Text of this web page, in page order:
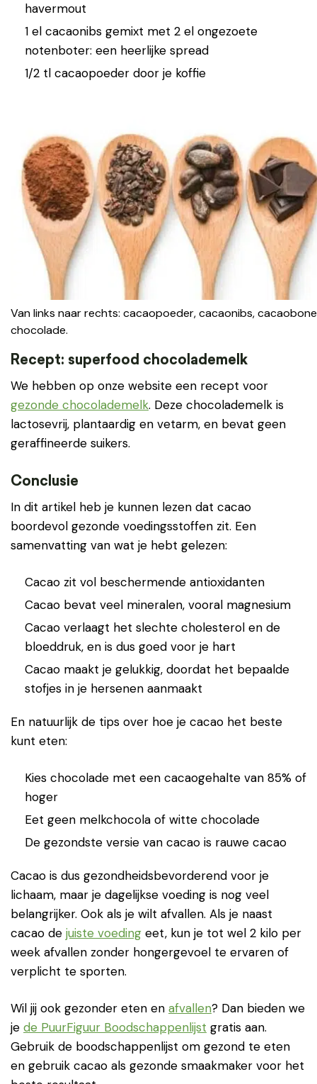
havermout
1 el cacaonibs gemixt met 2 el ongezoete
notenboter: een heerlijke spread
1/2 tl cacaopoeder door je koffie
Van links naar rechts: cacaopoeder, cacaonibs,
chocolade.
Recept: superfood chocolademelk
We hebben op onze website een recept voor
gezonde chocolademelk. Deze chocolademelk is
lactosevrij, plantaardig en vetarm, en bevat geen
geraffineerde suikers.
Conclusie
In dit artikel heb je kunnen lezen dat cacao
boordevol gezonde voedingsstoffen zit. Een
samenvatting van wat je hebt gelezen:
Cacao zit vol beschermende antioxidanten
Cacao bevat veel mineralen, vooral magnesium
Cacao verlaagt het slechte cholesterol en de
bloeddruk, en is dus goed voor je hart
Cacao maakt je gelukkig, doordat het bepaalde
stofjes in je hersenen aanmaakt
En natuurlijk de tips over hoe je cacao het beste
kunt eten:
Kies chocolade met een cacaogehalte van 85% of
hoger
Eet geen melkchocola of witte chocolade
De gezondste versie van cacao is rauwe cacao
Cacao is dus gezondheidsbevorderend voor je
lichaam, maar je dagelijkse voeding is nog veel
belangrijker. Ook als je wilt afvallen. Als je naast
cacao de juiste voeding eet, kun je tot wel 2 kilo per
week afvallen zonder hongergevoel te ervaren of
verplicht te sporten.
Wil jij ook gezonder eten en afvallen? Dan bieden we
je de PuurFiguur Boodschappenlijst gratis aan.
Gebruik de boodschappenlijst om gezond te eten
en gebruik cacao als gezonde smaakmaker voor het